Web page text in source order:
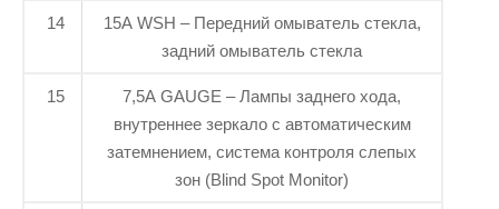
14
15A WSH – Передний омыватель стекла,
задний омыватель стекла
15
7,5A GAUGE – Лампы заднего хода,
внутреннее зеркало с автоматическим
затемнением, система контроля слепых
зон (Blind Spot Monitor)